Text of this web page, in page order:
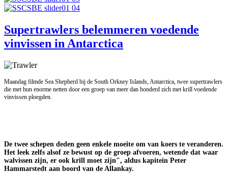
Supertrawlers belemmeren voedende
vinvissen in Antarctica
Maandag filmde Sea Shepherd bij de South Orkney Islands, Antarctica, twee supertrawlers
die met hun enorme netten door een groep van meer dan honderd zich met krill voedende
vinvissen ploegden.
De twee schepen deden geen enkele moeite om van koers te veranderen.
Het leek zelfs alsof ze bewust op de groep afvoeren, wetende dat waar
walvissen zijn, er ook krill moet zijn", aldus kapitein Peter
Hammarstedt aan boord van de Allankay.